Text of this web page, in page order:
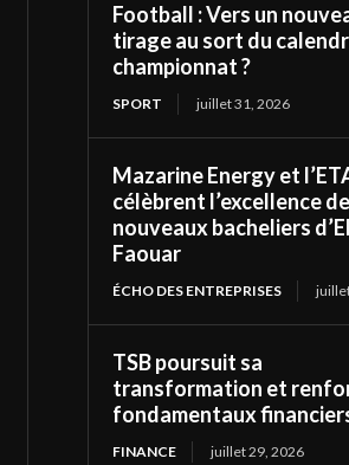
Football : Vers un
tirage au sort du
championnat ?
SPORT juillet 31, 2026
Mazarine Energy et
célèbrent l’excellence
nouveaux bacheliers d’El
Faouar
ÉCHO DES ENTREPRISES
TSB poursuit sa
transformation et
fondamentaux
FINANCE juillet 29, 2026